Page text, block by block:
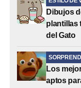
Dibujos
plantillas
del Gato
Los
aptos